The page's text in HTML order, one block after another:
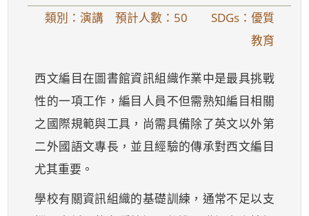
類別：演講 預計人數：50
SDGs：優質
教育
西文編目在圖書館資訊組織作業中是最具挑戰
性的一項工作，編目人員不但需熟知編目相關
之國際規範與工具，尚需具備除了英文以外第
二外國語文專長，並且經驗的傳承對西文編目
尤其重要。
學校有關資訊組織的基礎訓練，通常不足以支